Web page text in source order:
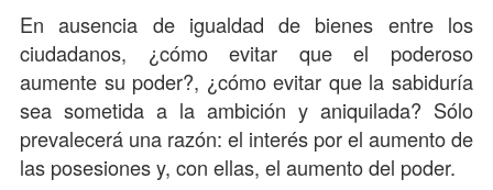
En ausencia de igualdad de bienes entre los
ciudadanos, ¿cómo evitar que el poderoso
aumente su poder?, ¿cómo evitar que la sabiduría
sea sometida a la ambición y aniquilada? Sólo
prevalecerá una razón: el interés por el aumento de
las posesiones y, con ellas, el aumento del poder.